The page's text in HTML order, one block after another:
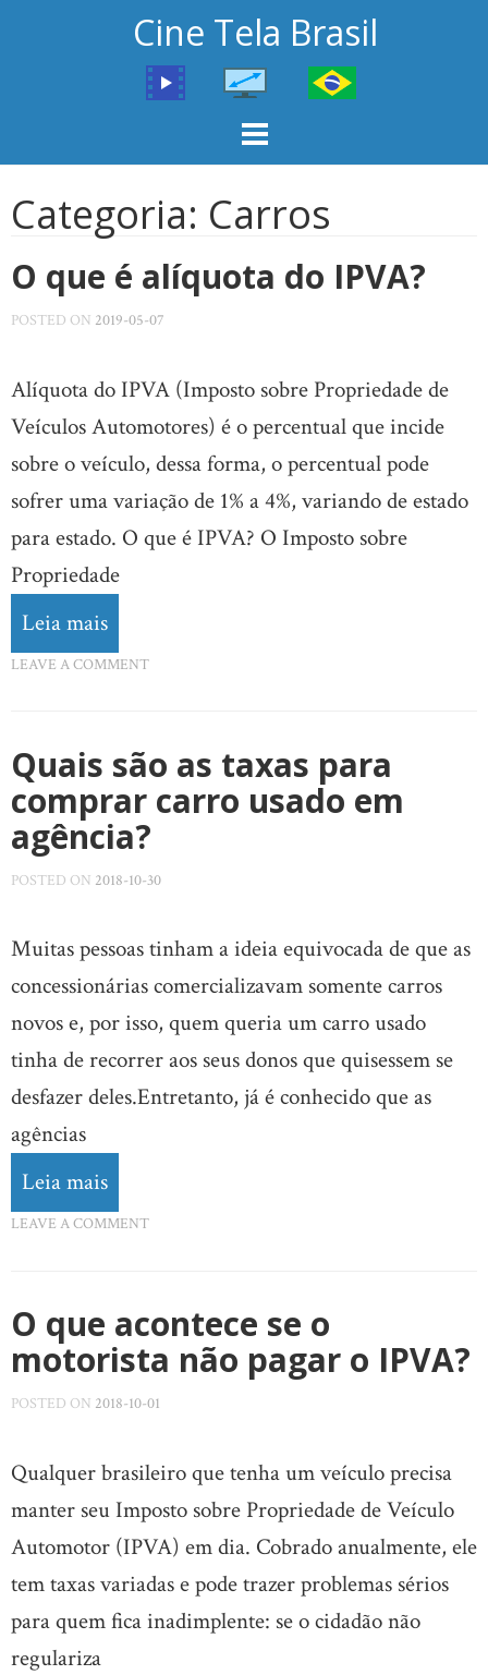
Cine Tela Brasil
Categoria: Carros
O que é alíquota do IPVA?
POSTED ON 2019-05-07
Alíquota do IPVA (Imposto sobre Propriedade de
Veículos Automotores) é o percentual que incide
sobre o veículo, dessa forma, o percentual pode
sofrer uma variação de 1% a 4%, variando de estado
para estado. O que é IPVA? O Imposto sobre
Propriedade
Leia mais
LEAVE A COMMENT
Quais são as taxas para
comprar carro usado em
agência?
POSTED ON 2018-10-30
Muitas pessoas tinham a ideia equivocada de que as
concessionárias comercializavam somente carros
novos e, por isso, quem queria um carro usado
tinha de recorrer aos seus donos que quisessem se
desfazer deles.Entretanto, já é conhecido que as
agências
Leia mais
LEAVE A COMMENT
O que acontece se o
motorista não pagar o IPVA?
POSTED ON 2018-10-01
Qualquer brasileiro que tenha um veículo precisa
manter seu Imposto sobre Propriedade de Veículo
Automotor (IPVA) em dia. Cobrado anualmente, ele
tem taxas variadas e pode trazer problemas sérios
para quem fica inadimplente: se o cidadão não
regulariza